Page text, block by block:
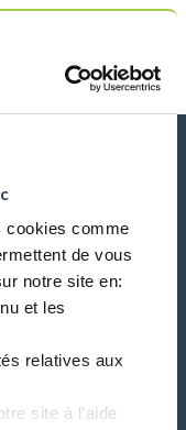
cookies comme
de vous
notre site en:​
et les
relatives aux
site à l’aide
搜索
Please leave